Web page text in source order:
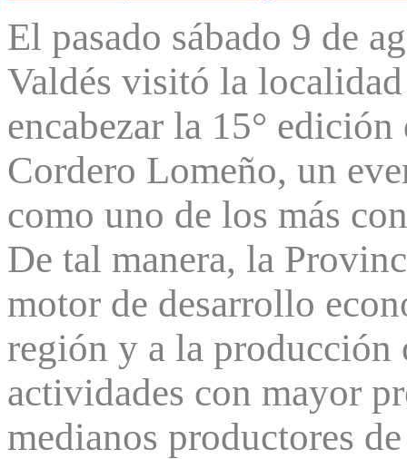
El pasado sábado 9 de
Valdés visitó la
encabezar la 15°
Cordero Lomeño, un
como uno de los más
De tal manera, la
motor de desarrollo
región y a la producción
actividades con mayor
medianos productores